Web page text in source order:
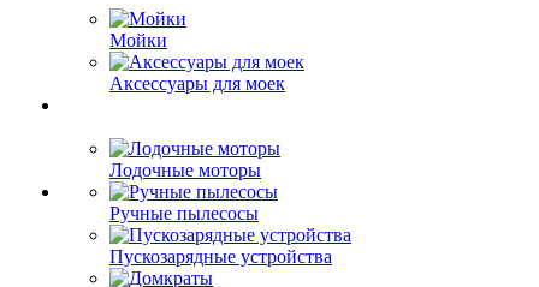
Мойки
Аксессуары для моек
Лодочные моторы
Ручные пылесосы
Пускозарядные устройства